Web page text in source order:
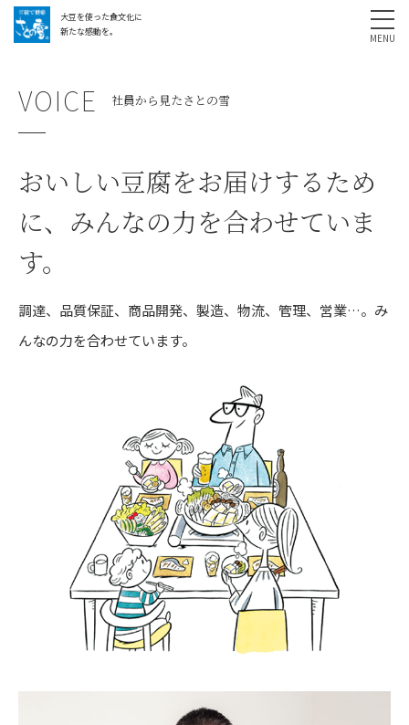
大豆を使った食文化に
新たな感動を。
採用情報
VOICE 社員から見たさとの雪
おいしい豆腐をお届けするため
に、みんなの力を合わせていま
す。
調達、品質保証、商品開発、製造、物流、管理、営業…。み
んなの力を合わせています。